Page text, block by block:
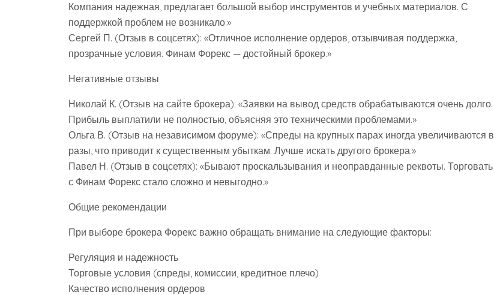
Компания надежная, предлагает большой выбор инструментов и учебных материалов. С
поддержкой проблем не возникало.»
Сергей П. (Отзыв в соцсетях): «Отличное исполнение ордеров, отзывчивая поддержка,
прозрачные условия. Финам Форекс — достойный брокер.»
Негативные отзывы
Николай К. (Отзыв на сайте брокера): «Заявки на вывод средств обрабатываются очень долго.
Прибыль выплатили не полностью, объясняя это техническими проблемами.»
Ольга В. (Отзыв на независимом форуме): «Спреды на крупных парах иногда увеличиваются в
разы, что приводит к существенным убыткам. Лучше искать другого брокера.»
Павел Н. (Отзыв в соцсетях): «Бывают проскальзывания и неоправданные реквоты. Торговать
с Финам Форекс стало сложно и невыгодно.»
Общие рекомендации
При выборе брокера Форекс важно обращать внимание на следующие факторы:
Регуляция и надежность
Торговые условия (спреды, комиссии, кредитное плечо)
Качество исполнения ордеров